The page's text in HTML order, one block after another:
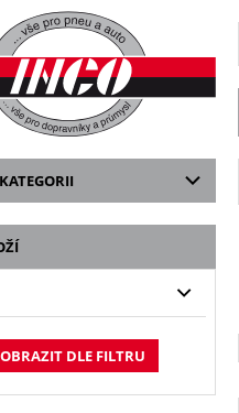
DLE FILTRU